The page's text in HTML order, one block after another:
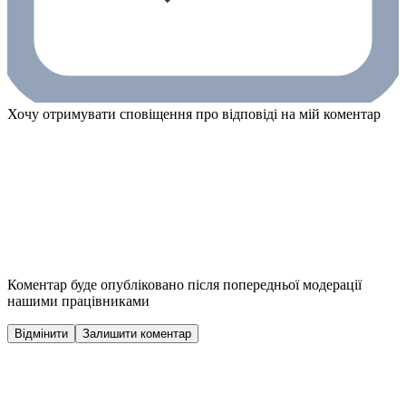
Хочу отримувати сповіщення про відповіді на мій коментар
Коментар буде опубліковано після попередньої модерації
нашими працівниками
Відмінити Залишити коментар